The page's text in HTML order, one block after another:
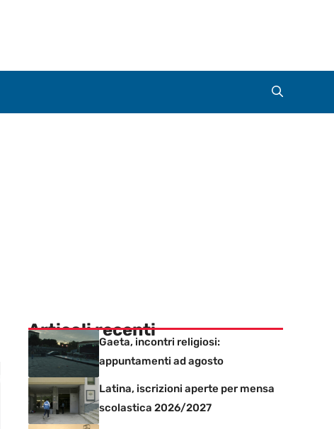
Articoli recenti
Gaeta, incontri religiosi:
appuntamenti ad agosto
Latina, iscrizioni aperte per mensa
scolastica 2026/2027